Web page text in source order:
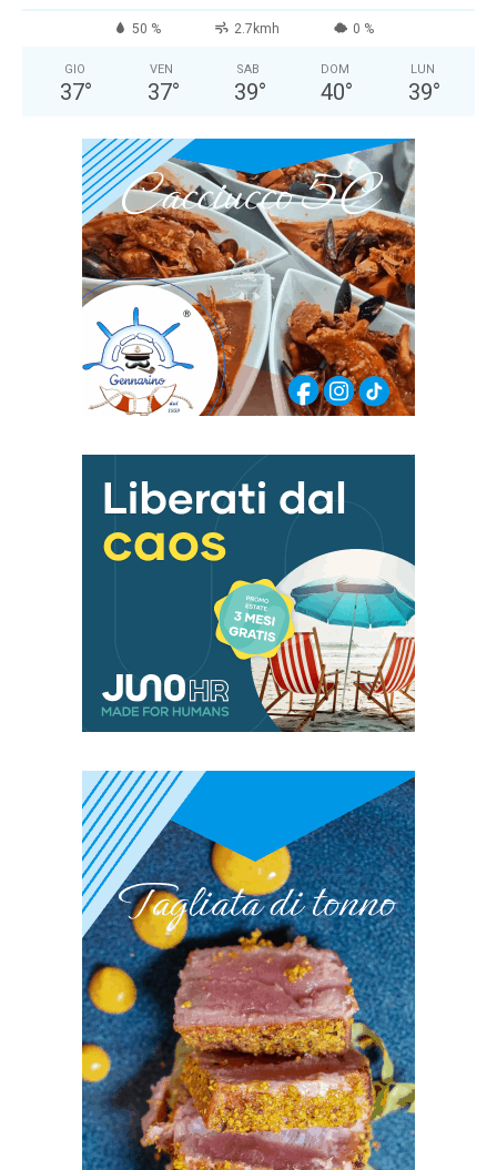
50 % 2.7kmh 0 %
GIO
37°
VEN
37°
SAB
39°
DOM
40°
LUN
39°